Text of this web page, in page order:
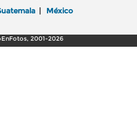
| México
2001-2026